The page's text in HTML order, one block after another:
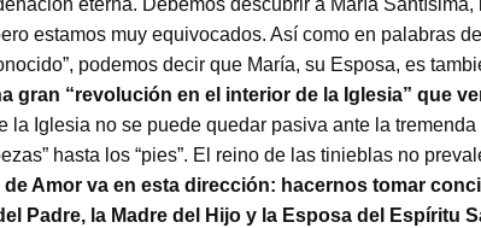
eterna. Debemos descubrir a María Santísima,
estamos muy equivocados. Así como en palabras
podemos decir que María, su Esposa, es
gran “revolución en el interior de la Iglesia” que
la Iglesia no se puede quedar pasiva ante la
hasta los “pies”. El reino de las tinieblas no
de Amor va en esta dirección: hacernos tomar
Padre, la Madre del Hijo y la Esposa del Espíritu